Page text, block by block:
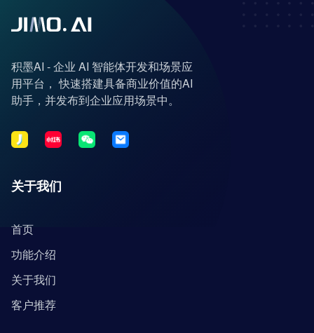
积墨AI - 企业 AI 智能体开发和场景应
用平台， 快速搭建具备商业价值的AI
助手，并发布到企业应用场景中。
关于我们
首页
功能介绍
关于我们
客户推荐